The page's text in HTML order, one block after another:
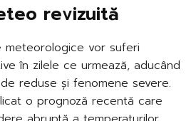
revizuită
meteorologice vor suferi
în zilele ce urmează, aducând
reduse și fenomene severe.
o prognoză recentă care